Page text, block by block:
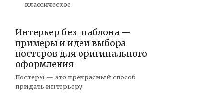
классическое
Интерьер без шаблона —
примеры и идеи выбора
постеров для оригинального
оформления
Постеры — это прекрасный способ
придать интерьеру